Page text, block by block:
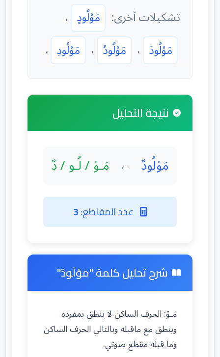
تشكيلات أخرى: مَوْلُودٍ ،
مَوْلُودَ ، مَوْلُودُ ، مَوْلُودِ ،
نتيجة التحليل
مَوْلُودٌ ← مَـوْ / لُـو / دٌ
عدد المقاطع:3
شرح تحليل كلمة "مَوْلُودٌ"
مَـوْ: الحرف الساكن لا ينطق بمفرده
وينطق مع ماقبله وبالتالي الحرف الساكن
وما قبله مقطع صوتي.